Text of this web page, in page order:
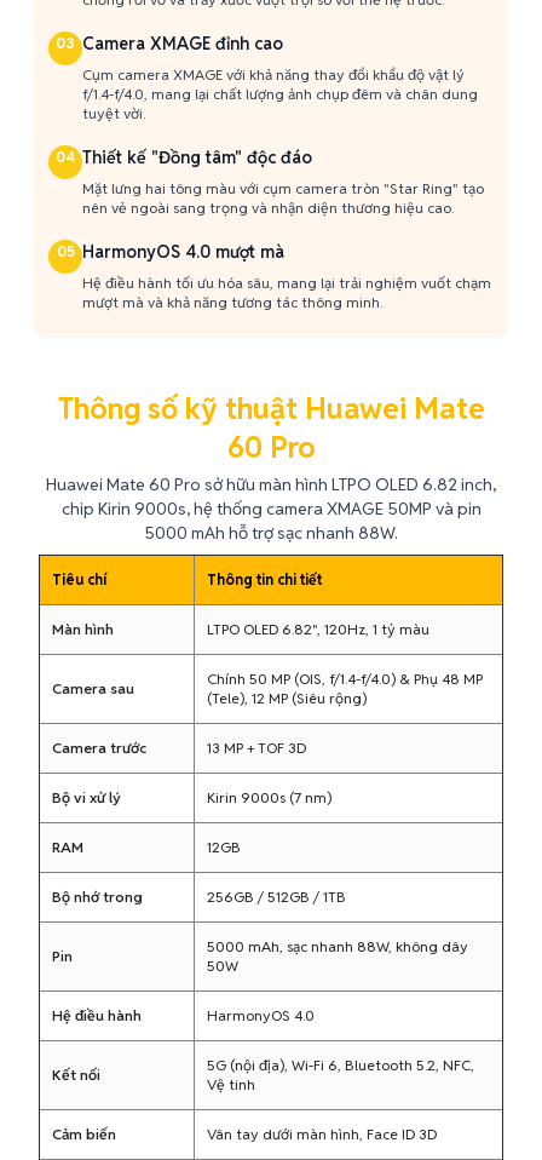
03 Camera XMAGE đỉnh cao
Cụm camera XMAGE với khả năng thay đổi khẩu độ vật lý
f/1.4-f/4.0, mang lại chất lượng ảnh chụp đêm và chân dung
tuyệt vời.
04 Thiết kế "Đồng tâm" độc đáo
Mặt lưng hai tông màu với cụm camera tròn "Star Ring" tạo
nên vẻ ngoài sang trọng và nhận diện thương hiệu cao.
05 HarmonyOS 4.0 mượt mà
Hệ điều hành tối ưu hóa sâu, mang lại trải nghiệm vuốt chạm
mượt mà và khả năng tương tác thông minh.
Thông số kỹ thuật Huawei Mate
60 Pro
Huawei Mate 60 Pro sở hữu màn hình LTPO OLED 6.82 inch,
chip Kirin 9000s, hệ thống camera XMAGE 50MP và pin
5000 mAh hỗ trợ sạc nhanh 88W.
Tiêu chí Thông tin chi tiết
Màn hình LTPO OLED 6.82", 120Hz, 1 tỷ màu
Camera sau
Chính 50 MP (OIS, f/1.4-f/4.0) & Phụ 48 MP
(Tele), 12 MP (Siêu rộng)
Camera trước 13 MP + TOF 3D
Bộ vi xử lý Kirin 9000s (7 nm)
RAM 12GB
Bộ nhớ trong 256GB / 512GB / 1TB
Pin
5000 mAh, sạc nhanh 88W, không dây
50W
Hệ điều hành HarmonyOS 4.0
Kết nối
5G (nội địa), Wi-Fi 6, Bluetooth 5.2, NFC,
Vệ tinh
Cảm biến Vân tay dưới màn hình, Face ID 3D